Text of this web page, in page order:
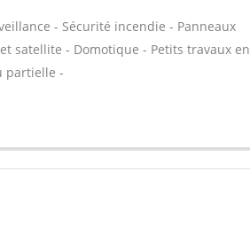
- Sécurité incendie - Panneaux
satellite - Domotique - Petits travaux en
partielle -